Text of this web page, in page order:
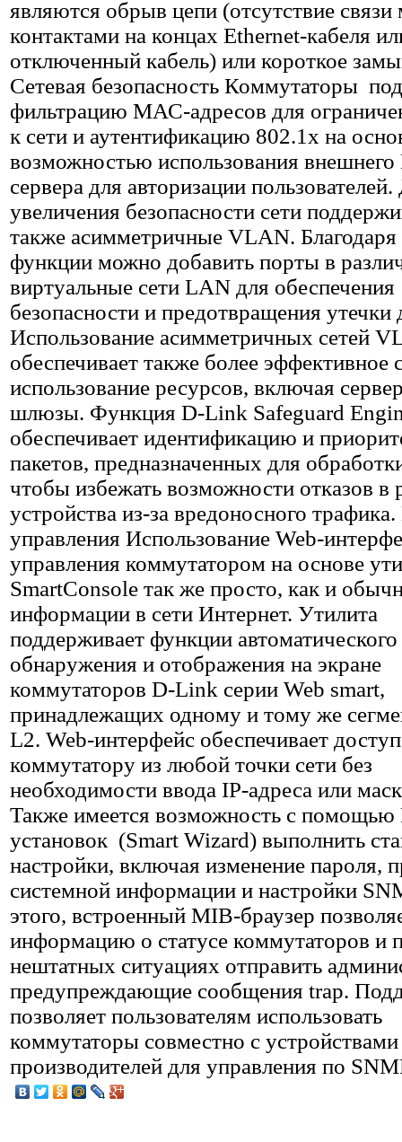
являются обрыв цепи (отсутствие
контактами на концах Ethernet-кабеля
отключенный кабель) или короткое
Сетевая безопасность Коммутаторы
фильтрацию МАС-адресов для
к сети и аутентификацию 802.1x на
возможностью использования
сервера для авторизации
увеличения безопасности сети
также асимметричные VLAN. Благодаря
функции можно добавить порты в
виртуальные сети LAN для обеспечения
безопасности и предотвращения утечки
Использование асимметричных сетей
обеспечивает также более эффективное
использование ресурсов, включая
шлюзы. Функция D-Link Safeguard
обеспечивает идентификацию и
пакетов, предназначенных для
чтобы избежать возможности отказов в
устройства из-за вредоносного
управления Использование Web-
управления коммутатором на основе
SmartConsole так же просто, как и
информации в сети Интернет. Утилита
поддерживает функции автоматического
обнаружения и отображения на экране
коммутаторов D-Link серии Web smart,
принадлежащих одному и тому же
L2. Web-интерфейс обеспечивает
коммутатору из любой точки сети без
необходимости ввода IP-адреса или
Также имеется возможность с помощью
установок (Smart Wizard) выполнить
настройки, включая изменение пароля,
системной информации и настройки
этого, встроенный MIB-браузер
информацию о статусе коммутаторов и
нештатных ситуациях отправить
предупреждающие сообщения trap.
позволяет пользователям использовать
коммутаторы совместно с
производителей для управления по